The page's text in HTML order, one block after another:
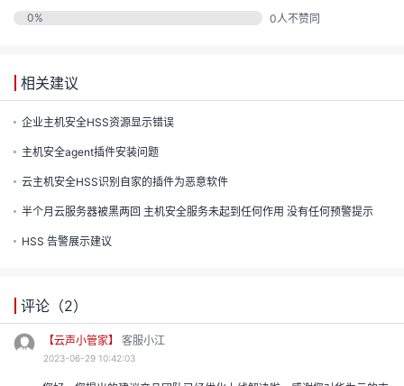
注
发
者
学
课
我
的
我
的
Programs
我
的
支
我
技
的
0% 0人不赞同
相关建议
企业主机安全HSS资源显示错误
主机安全agent插件安装问题
云主机安全HSS识别自家的插件为恶意软件
半个月云服务器被黑两回 主机安全服务未起到任何作用 没有任何预警提示
HSS 告警展示建议
评论（2）
【云声小管家】 客服小江
2023-06-29 10:42:03